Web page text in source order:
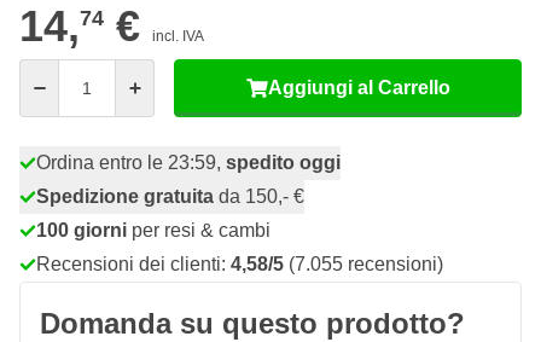
14,74 € incl. IVA
Aggiungi al Carrello
Ordina entro le 23:59, spedito oggi
Spedizione gratuita da 150,- €
100 giorni per resi & cambi
Recensioni dei clienti: 4,58/5 (7.055 recensioni)
Domanda su questo prodotto?